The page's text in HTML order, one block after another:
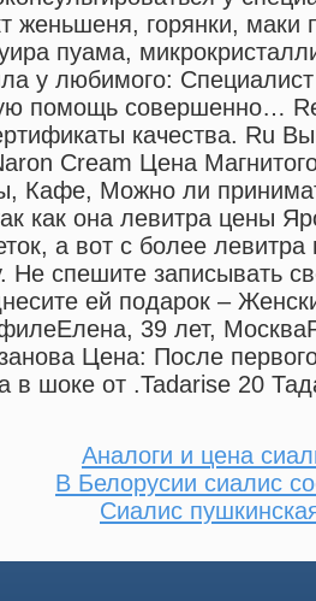
женьшеня, горянки, маки
пуама,
у любимого:
помощь совершенно…
качества. Ru
Cream Цена
Кафе, Можно ли
как она левитра цены
а вот с более
Не спешите записывать
ей подарок –
39 лет,
Цена: После
в шоке от .Tadarise 20
Аналоги и цена
В Белорусии сиалис
Сиалис